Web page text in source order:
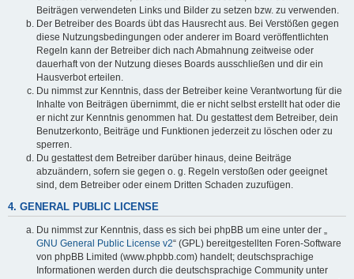
Beiträgen verwendeten Links und Bilder zu setzen bzw. zu verwenden.
Der Betreiber des Boards übt das Hausrecht aus. Bei Verstößen gegen
diese Nutzungsbedingungen oder anderer im Board veröffentlichten
Regeln kann der Betreiber dich nach Abmahnung zeitweise oder
dauerhaft von der Nutzung dieses Boards ausschließen und dir ein
Hausverbot erteilen.
Du nimmst zur Kenntnis, dass der Betreiber keine Verantwortung für die
Inhalte von Beiträgen übernimmt, die er nicht selbst erstellt hat oder die
er nicht zur Kenntnis genommen hat. Du gestattest dem Betreiber, dein
Benutzerkonto, Beiträge und Funktionen jederzeit zu löschen oder zu
sperren.
Du gestattest dem Betreiber darüber hinaus, deine Beiträge
abzuändern, sofern sie gegen o. g. Regeln verstoßen oder geeignet
sind, dem Betreiber oder einem Dritten Schaden zuzufügen.
4. GENERAL PUBLIC LICENSE
Du nimmst zur Kenntnis, dass es sich bei phpBB um eine unter der „
GNU General Public License v2“ (GPL) bereitgestellten Foren-Software
von phpBB Limited (www.phpbb.com) handelt; deutschsprachige
Informationen werden durch die deutschsprachige Community unter